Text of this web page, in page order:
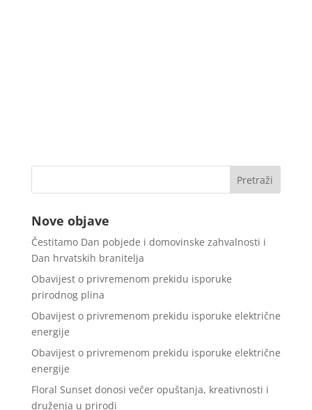
Nove objave
Čestitamo Dan pobjede i domovinske zahvalnosti i
Dan hrvatskih branitelja
Obavijest o privremenom prekidu isporuke
prirodnog plina
Obavijest o privremenom prekidu isporuke električne
energije
Obavijest o privremenom prekidu isporuke električne
energije
Floral Sunset donosi večer opuštanja, kreativnosti i
druženja u prirodi